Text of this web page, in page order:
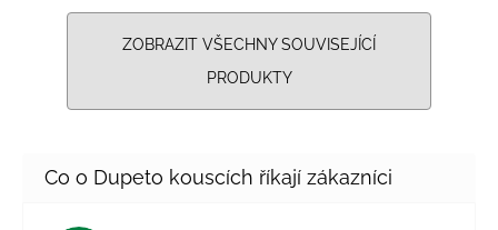
ZOBRAZIT VŠECHNY SOUVISEJÍCÍ
PRODUKTY